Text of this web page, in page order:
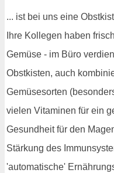
... ist bei uns eine
Ihre Kollegen haben
Gemüse - im Büro
Obstkisten, auch
Gemüsesorten
vielen Vitaminen für ein
Gesundheit für den
Stärkung des
'automatische'